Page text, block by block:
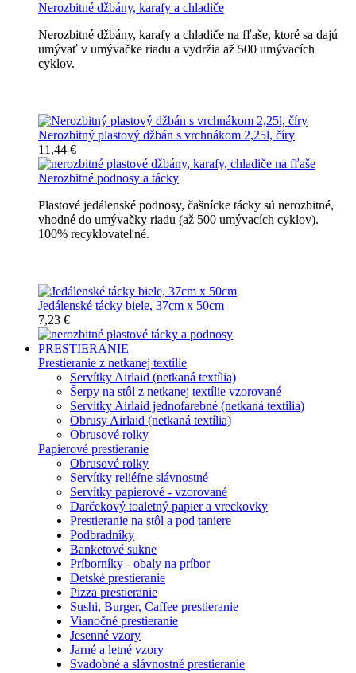
Nerozbitné džbány, karafy a chladiče
Nerozbitné džbány, karafy a chladiče na fľaše, ktoré sa dajú
umývať v umývačke riadu a vydržia až 500 umývacích
cyklov.
Nerozbitný plastový džbán s vrchnákom 2,25l, číry
11,44 €
Nerozbitné podnosy a tácky
Plastové jedálenské podnosy, čašnícke tácky sú nerozbitné,
vhodné do umývačky riadu (až 500 umývacích cyklov).
100% recyklovateľné.
Jedálenské tácky biele, 37cm x 50cm
7,23 €
PRESTIERANIE
Prestieranie z netkanej textílie
Servítky Airlaid (netkaná textília)
Šerpy na stôl z netkanej textílie vzorované
Servítky Airlaid jednofarebné (netkaná textília)
Obrusy Airlaid (netkaná textília)
Obrusové rolky
Papierové prestieranie
Obrusové rolky
Servítky reliéfne slávnostné
Servítky papierové - vzorované
Darčekový toaletný papier a vreckovky
Prestieranie na stôl a pod taniere
Podbradníky
Banketové sukne
Príborníky - obaly na príbor
Detské prestieranie
Pizza prestieranie
Sushi, Burger, Caffee prestieranie
Vianočné prestieranie
Jesenné vzory
Jarné a letné vzory
Svadobné a slávnostné prestieranie